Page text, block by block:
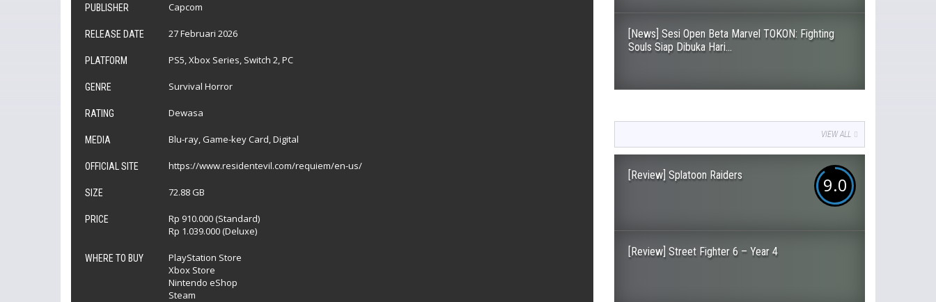
PUBLISHER Capcom
RELEASE DATE 27 Februari 2026
PLATFORM PS5, Xbox Series, Switch 2, PC
GENRE Survival Horror
RATING Dewasa
MEDIA Blu-ray, Game-key Card, Digital
OFFICIAL SITE https://www.residentevil.com/requiem/en-us/
SIZE 72.88 GB
PRICE
Rp 910.000 (Standard)
Rp 1.039.000 (Deluxe)
WHERE TO BUY
PlayStation Store
Xbox Store
Nintendo eShop
Steam
[News] Sesi Open Beta Marvel TOKON: Fighting
Souls Siap Dibuka Hari...
VIEW ALL
[Review] Splatoon Raiders 9.0
[Review] Street Fighter 6 – Year 4